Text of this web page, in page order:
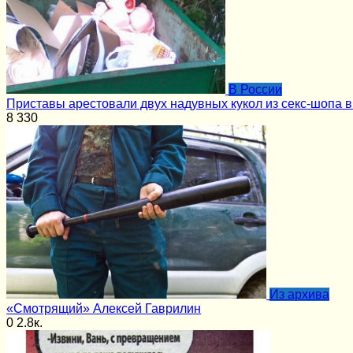
В России
Приставы арестовали двух надувных кукол из секс-шопа
8 330
Из архива
«Смотрящий» Алексей Гаврилин
0 2.8к.